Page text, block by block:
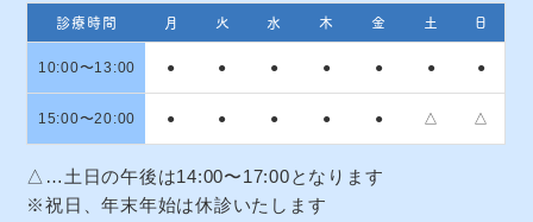
診療時間 月 火 水 木 金 土 日
10:00〜13:00 ● ● ● ● ● ● ●
15:00〜20:00 ● ● ● ● ● △ △
△…土日の午後は14:00〜17:00となります
※祝日、年末年始は休診いたします